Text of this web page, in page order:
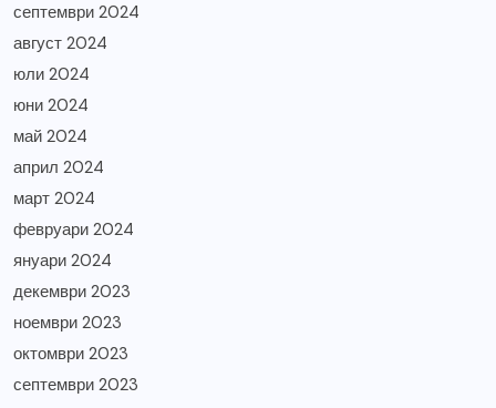
септември 2024
август 2024
юли 2024
юни 2024
май 2024
април 2024
март 2024
февруари 2024
януари 2024
декември 2023
ноември 2023
октомври 2023
септември 2023